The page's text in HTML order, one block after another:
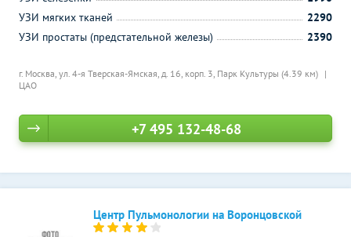
г. Москва, ул. 4-я Тверская-Ямская, д. 16, корп. 3, Парк Культуры (4.39 км)
ЦАО
УЗИ мягких тканей
2290
УЗИ простаты (предстательной железы)
2390
+7 495 132-48-68
Центр Пульмонологии на Воронцовской